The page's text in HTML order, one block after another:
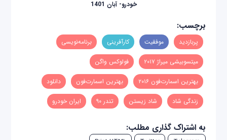
خودرو- آبان 1401
برچسب:
پربازدید موفقیت کارآفرینی برنامه‌نویسی
میتسوبیشی میراژ ۲۰۱۷ فولوکس واگن
بهترین اسمارت‌فون ۲۰۱۶ بهترین اسمارت‌فون دانلود
زندگی شاد شاد زیستن تندر ۹۰ ایران خودرو
به اشتراک گذاری مطلب: